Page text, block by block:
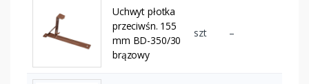
Uchwyt płotka
przeciwśn. 155
mm BD-350/30
brązowy
szt –